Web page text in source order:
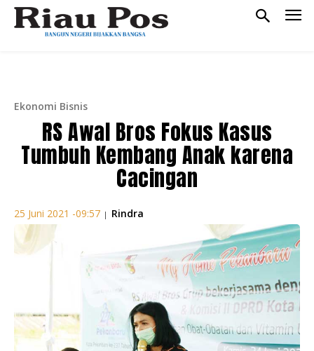
Ekonomi Bisnis
RS Awal Bros Fokus Kasus
Tumbuh Kembang Anak karena
Cacingan
25 Juni 2021 -09:57 | Rindra